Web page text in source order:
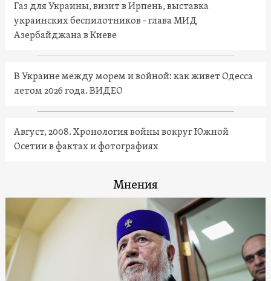
Газ для Украины, визит в Ирпень, выставка
украинских беспилотников - глава МИД
Азербайджана в Киеве
В Украине между морем и войной: как живет Одесса
летом 2026 года. ВИДЕО
Август, 2008. Хронология войны вокруг Южной
Осетии в фактах и фотографиях
Мнения